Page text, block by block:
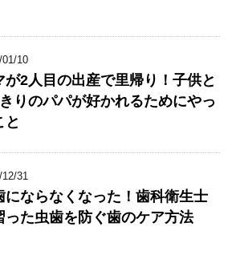
01/10
が2人目の出産で里帰り！子供と
りのパパが好かれるためにやっ
と
12/31
にならなくなった！歯科衛生士
った虫歯を防ぐ歯のケア方法